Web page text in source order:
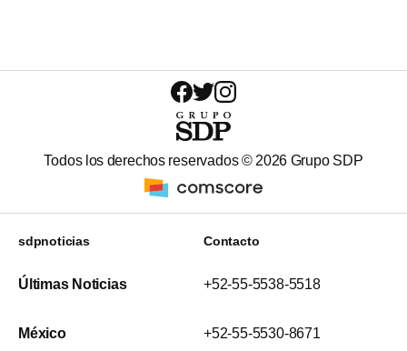
Todos los derechos reservados © 2026 Grupo SDP
sdpnoticias
Últimas Noticias
México
Contacto
+52-55-5538-5518
+52-55-5530-8671